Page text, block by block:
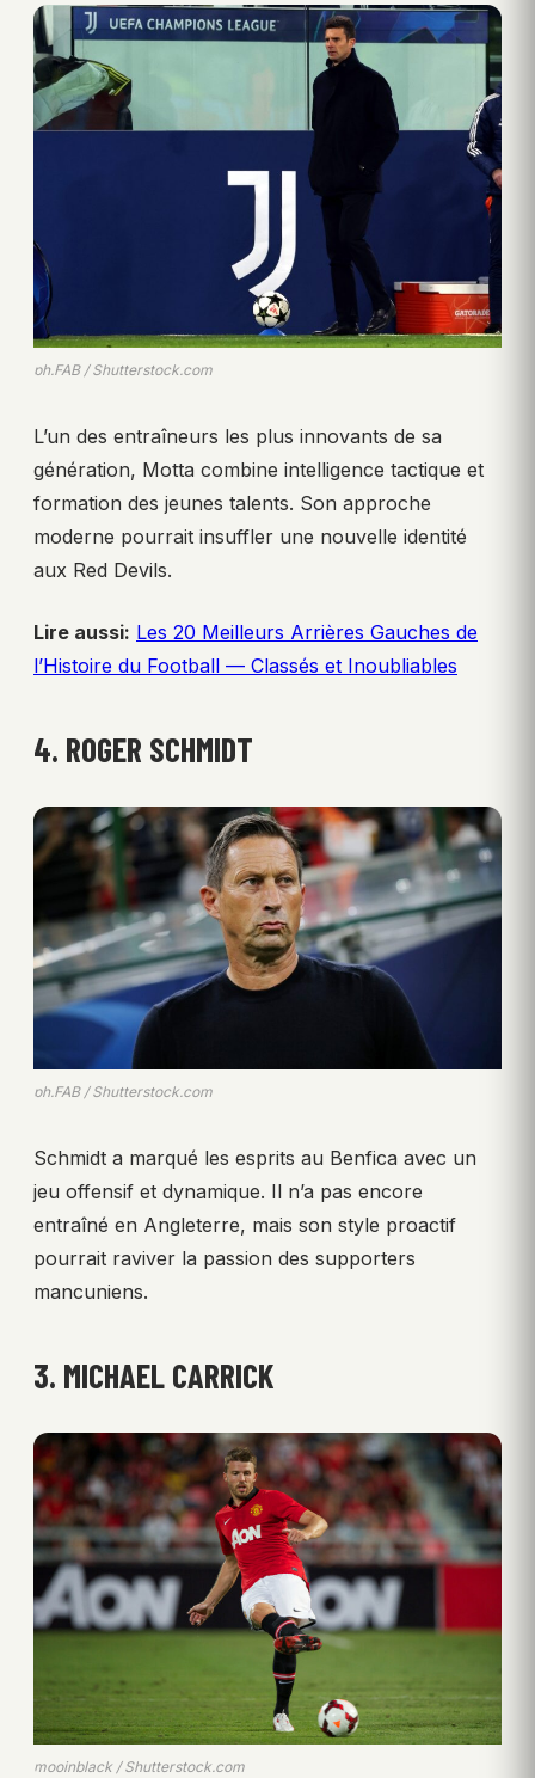
ph.FAB / Shutterstock.com
L’un des entraîneurs les plus innovants de sa
génération, Motta combine intelligence tactique et
formation des jeunes talents. Son approche
moderne pourrait insuffler une nouvelle identité
aux Red Devils.
Lire aussi: Les 20 Meilleurs Arrières Gauches de
l’Histoire du Football — Classés et Inoubliables
4. ROGER SCHMIDT
ph.FAB / Shutterstock.com
Schmidt a marqué les esprits au Benfica avec un
jeu offensif et dynamique. Il n’a pas encore
entraîné en Angleterre, mais son style proactif
pourrait raviver la passion des supporters
mancuniens.
3. MICHAEL CARRICK
mooinblack / Shutterstock.com